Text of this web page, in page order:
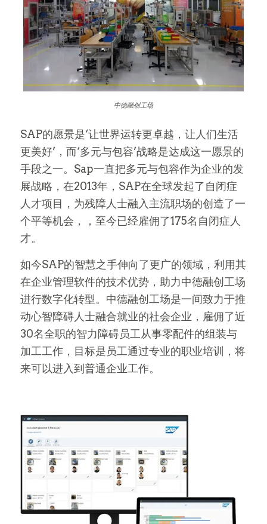
中德融创工场
SAP的愿景是‘让世界运转更卓越，让人们生活
更美好’，而‘多元与包容’战略是达成这一愿景的
手段之一。Sap一直把多元与包容作为企业的发
展战略，在2013年，SAP在全球发起了自闭症
人才项目，为残障人士融入主流职场的创造了一
个平等机会，，至今已经雇佣了175名自闭症人
才。
如今SAP的智慧之手伸向了更广的领域，利用其
在企业管理软件的技术优势，助力中德融创工场
进行数字化转型。中德融创工场是一间致力于推
动心智障碍人士融合就业的社会企业，雇佣了近
30名全职的智力障碍员工从事零配件的组装与
加工工作，目标是员工通过专业的职业培训，将
来可以进入到普通企业工作。